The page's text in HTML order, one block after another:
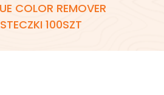
COLOR REMOVER
100SZT